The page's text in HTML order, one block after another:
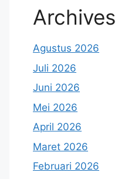
Archives
Agustus 2026
Juli 2026
Juni 2026
Mei 2026
April 2026
Maret 2026
Februari 2026